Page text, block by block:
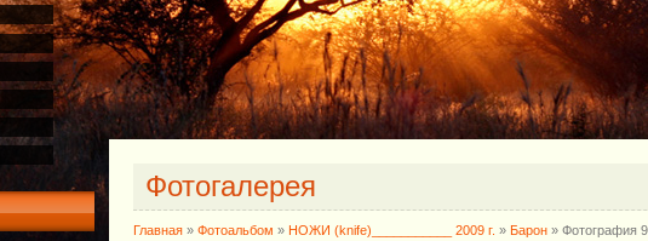
Фотогалерея
Главная » Фотоальбом » НОЖИ (knife)___________ 2009 г. » Барон » Фотография 9